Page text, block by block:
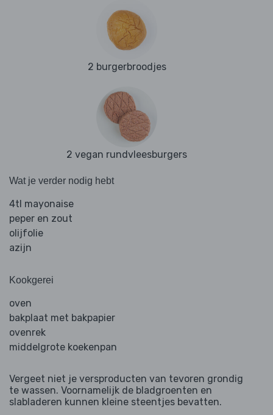
2 burgerbroodjes
2 vegan rundvleesburgers
Wat je verder nodig hebt
4tl mayonaise
peper en zout
olijfolie
azijn
Kookgerei
oven
bakplaat met bakpapier
ovenrek
middelgrote koekenpan
Vergeet niet je versproducten van tevoren grondig
te wassen. Voornamelijk de bladgroenten en
slabladeren kunnen kleine steentjes bevatten.